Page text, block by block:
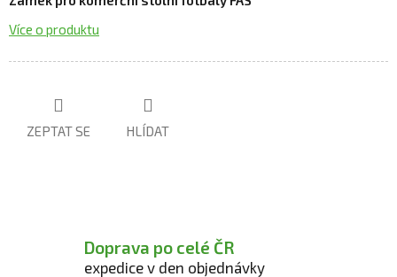
Více o produktu
ZEPTAT SE HLÍDAT
Doprava po celé ČR
expedice v den objednávky